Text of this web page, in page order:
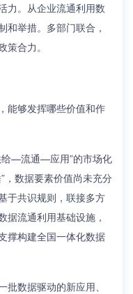
力。从企业流通利用数
和举措。多部门联合，
合力。
能够发挥哪些价值和作
给—流通—应用”的市场化
，数据要素价值尚未充分
于共识规则，联接多方
据流通利用基础设施，
撑构建全国一体化数据
数据驱动的新应用、